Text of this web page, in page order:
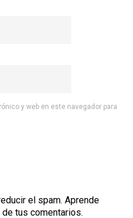
y web en este navegador para
el spam. Aprende
tus comentarios.